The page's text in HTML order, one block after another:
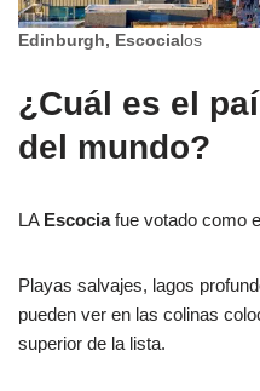
Edinburgh, Escocia los
¿Cuál es el
del mundo?
LA Escociafue votado como
Playas salvajes, lagos
pueden ver en las colinas
superior de la lista.